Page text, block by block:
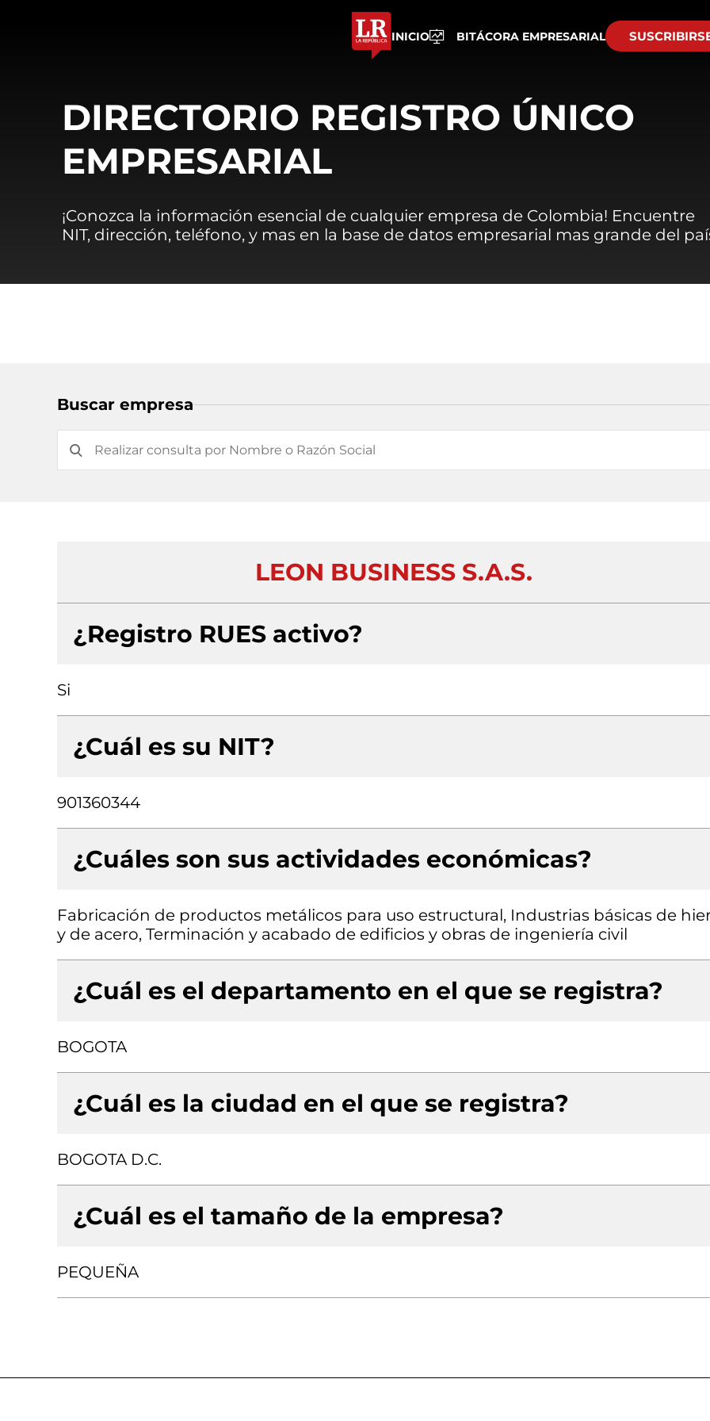
INICIO BITÁCORA EMPRESARIAL
DIRECTORIO REGISTRO ÚNICO
EMPRESARIAL
¡Conozca la información esencial de cualquier empresa de Colombia! Encuentre
NIT, dirección, teléfono, y mas en la base de datos empresarial mas grande del
Buscar empresa
LEON BUSINESS S.A.S.
¿Registro RUES activo?
Si
¿Cuál es su NIT?
901360344
¿Cuáles son sus actividades económicas?
Fabricación de productos metálicos para uso estructural, Industrias básicas de
y de acero, Terminación y acabado de edificios y obras de ingeniería civil
¿Cuál es el departamento en el que se registra?
BOGOTA
¿Cuál es la ciudad en el que se registra?
BOGOTA D.C.
¿Cuál es el tamaño de la empresa?
PEQUEÑA